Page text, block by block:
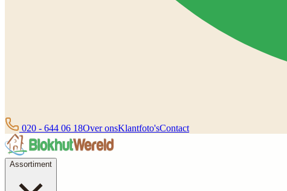
020 - 644 06 18Over onsKlantfoto'sContact
Assortiment